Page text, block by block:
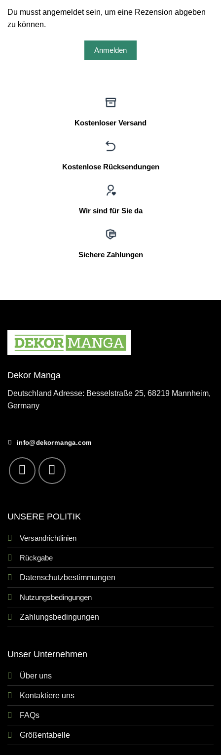
Du musst angemeldet sein, um eine Rezension abgeben
zu können.
Anmelden
Kostenloser Versand
Kostenlose Rücksendungen
Wir sind für Sie da
Sichere Zahlungen
Dekor Manga
Deutschland Adresse: Besselstraße 25, 68219 Mannheim,
Germany
info@dekormanga.com
UNSERE POLITIK
Versandrichtlinien
Rückgabe
Datenschutzbestimmungen
Nutzungsbedingungen
Zahlungsbedingungen
Unser Unternehmen
Über uns
Kontaktiere uns
FAQs
Größentabelle